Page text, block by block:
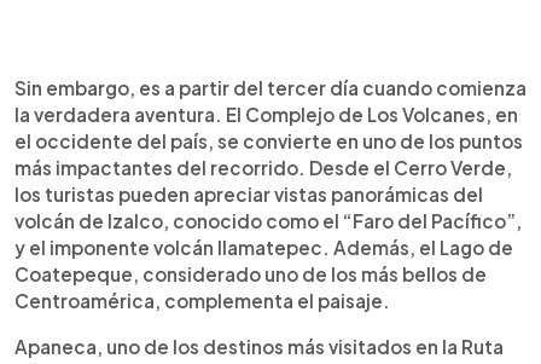
Sin embargo, es a partir del tercer día cuando comienza
la verdadera aventura. El Complejo de Los Volcanes, en
el occidente del país, se convierte en uno de los puntos
más impactantes del recorrido. Desde el Cerro Verde,
los turistas pueden apreciar vistas panorámicas del
volcán de Izalco, conocido como el “Faro del Pacífico”,
y el imponente volcán Ilamatepec. Además, el Lago de
Coatepeque, considerado uno de los más bellos de
Centroamérica, complementa el paisaje.
Apaneca, uno de los destinos más visitados en la Ruta